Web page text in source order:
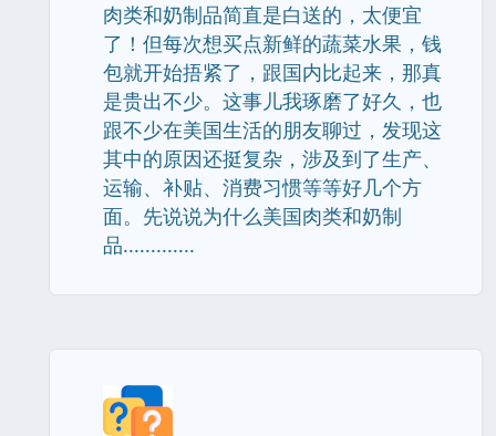
肉类和奶制品简直是白送的，太便宜
了！但每次想买点新鲜的蔬菜水果，钱
包就开始捂紧了，跟国内比起来，那真
是贵出不少。这事儿我琢磨了好久，也
跟不少在美国生活的朋友聊过，发现这
其中的原因还挺复杂，涉及到了生产、
运输、补贴、消费习惯等等好几个方
面。先说说为什么美国肉类和奶制
品.............